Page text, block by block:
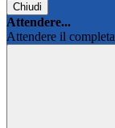
Chiudi
Attendere...
Attendere il